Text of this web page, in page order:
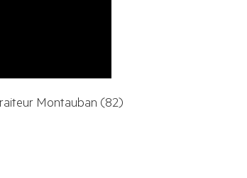
Montauban (82)